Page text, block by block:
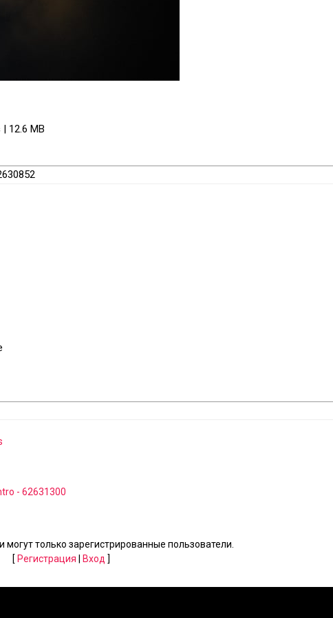
12.6 MB
- 62631300
только зарегистрированные пользователи.
[ Регистрация Вход ]